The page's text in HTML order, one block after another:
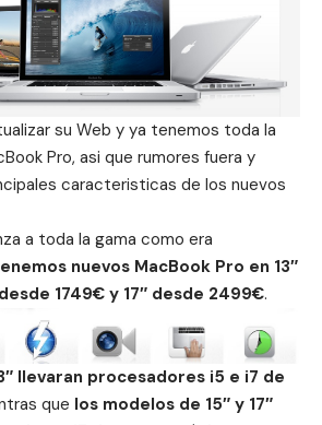
su Web y ya tenemos toda la
Pro, asi que rumores fuera y
caracteristicas de los nuevos
a toda la gama como era
nuevos MacBook Pro en 13″
1749€ y 17″ desde 2499€.
llevaran procesadores i5 e i7 de
que los modelos de 15″ y 17″